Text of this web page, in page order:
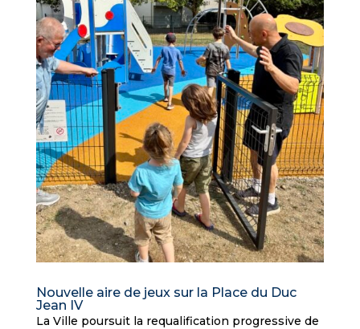
Nouvelle aire de jeux sur la Place du Duc
Jean IV
La Ville poursuit la requalification progressive de